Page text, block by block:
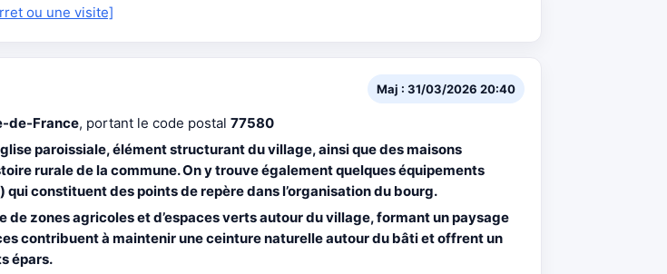
ou une visite]
Maj : 31/03/2026 20:40
de-France, portant le code postal 77580
paroissiale, élément structurant du village, ainsi que des maisons
rurale de la commune. On y trouve également quelques équipements
constituent des points de repère dans l’organisation du bourg.
dezones agricoleset d’espaces vertsautour du village, formant un paysage
contribuent à maintenir une ceinture naturelle autour du bâti et offrent un
épars.